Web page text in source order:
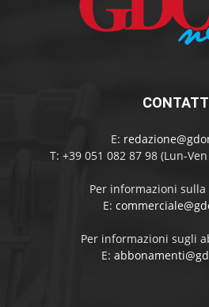
E:
T: +39 051 082 87 98 (Lun-
Per informazioni
E:
Per informazioni sugli
E: